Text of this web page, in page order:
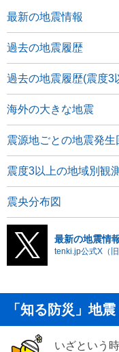
最新の地震情報
過去の地震履歴
過去の地震履歴(震度3
海外の大きな地震
震源地ごとの地震発生
震度3以上の地域別観
震央分布図
最新の地震情
tenki.jp公式X（
「知る防災」地震
いざという